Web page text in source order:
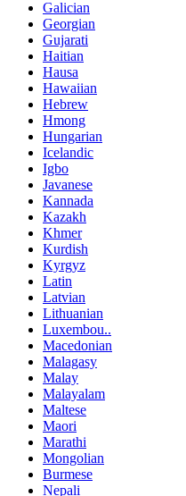
Galician
Georgian
Gujarati
Haitian
Hausa
Hawaiian
Hebrew
Hmong
Hungarian
Icelandic
Igbo
Javanese
Kannada
Kazakh
Khmer
Kurdish
Kyrgyz
Latin
Latvian
Lithuanian
Luxembou..
Macedonian
Malagasy
Malay
Malayalam
Maltese
Maori
Marathi
Mongolian
Burmese
Nepali